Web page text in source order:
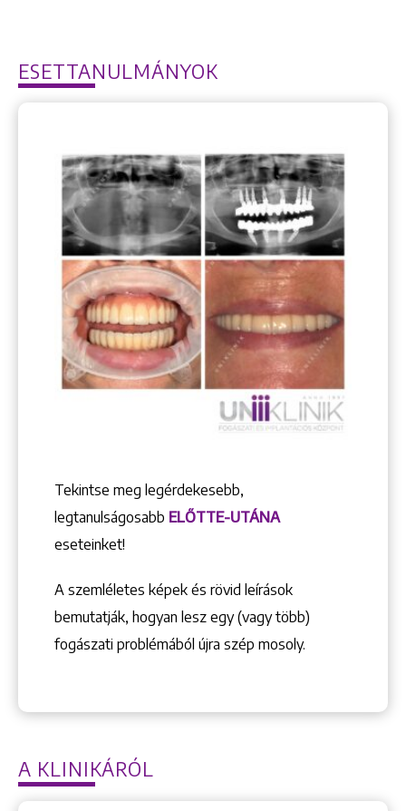
ESETTANULMÁNYOK
Tekintse meg legérdekesebb,
legtanulságosabb ELŐTTE-UTÁNA
eseteinket!
A szemléletes képek és rövid leírások
bemutatják, hogyan lesz egy (vagy több)
fogászati problémából újra szép mosoly.
A KLINIKÁRÓL